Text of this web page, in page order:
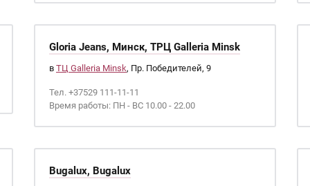
Gloria Jeans, Минск, ТРЦ Galleria Minsk
в ТЦ Galleria Minsk, Пр. Победителей, 9
Тел. +37529 111-11-11
Время работы: ПН - ВС 10.00 - 22.00
Bugalux, Bugalux